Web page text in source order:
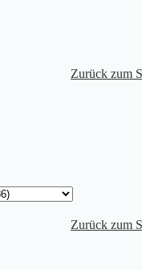
Zurück zum
Zurück zum